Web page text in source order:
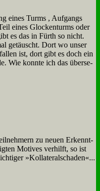
ei­nes Turms , Auf­gangs
ei­nes Glocken­turms oder
es das in Fürth so nicht.
ge­täuscht. Dort wo un­ser
ist, dort gibt es doch ein
Wie konn­te ich das über­se­
zu neu­en Er­kennt­
Mo­ti­ves ver­hilft, so ist
»Kol­la­te­ral­scha­den«...